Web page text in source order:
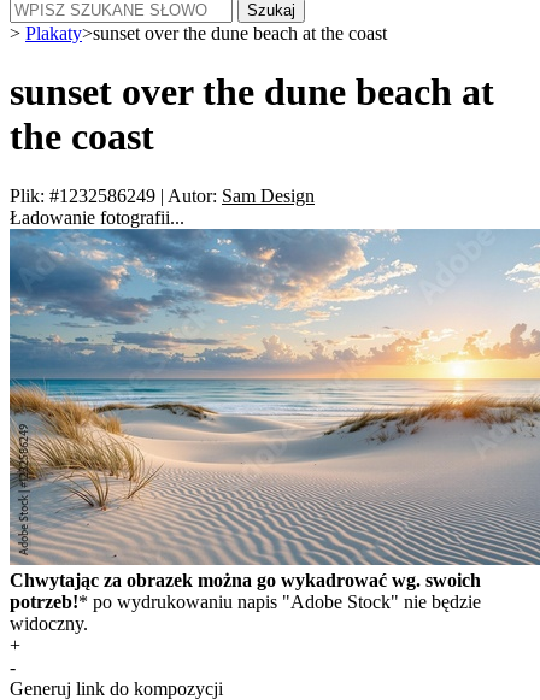
Szukaj
> Plakaty>sunset over the dune beach at the coast
sunset over the dune beach at
the coast
Plik: #1232586249 | Autor: Sam Design
Ładowanie fotografii...
Chwytając za obrazek można go wykadrować wg. swoich
potrzeb!* po wydrukowaniu napis "Adobe Stock" nie będzie
widoczny.
+
-
Generuj link do kompozycji